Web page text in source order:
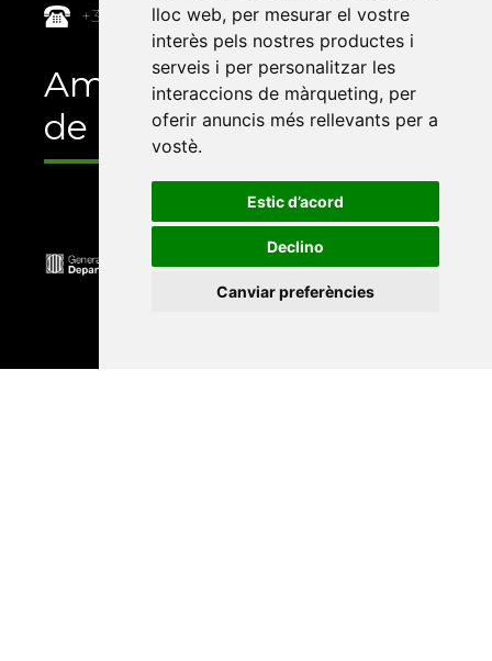
lloc web, per mesurar el vostre
interès pels nostres productes i
serveis i per personalitzar les
interaccions de màrqueting, per
oferir anuncis més rellevants per a
vostè.
Estic d’acord
Declino
Canviar preferències
+34 964 72 89 93
Amb el suport
de